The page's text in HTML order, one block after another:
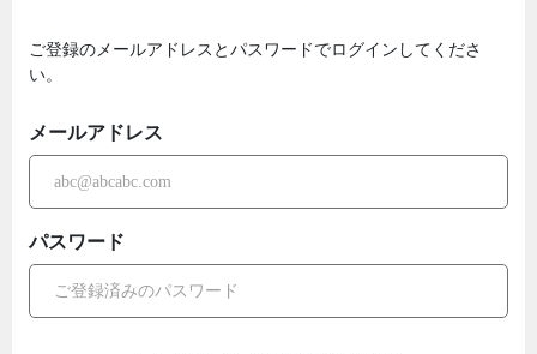
ご登録のメールアドレスとパスワードでログインしてくださ
い。
メールアドレス
パスワード